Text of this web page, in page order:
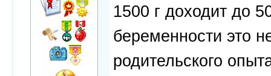
1500 г доходит до
беременности это
родительского